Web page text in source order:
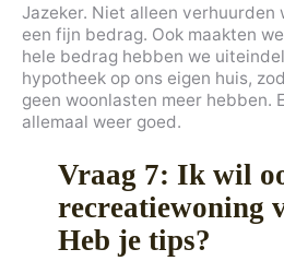
Jazeker. Niet alleen verhuurden
een fijn bedrag. Ook maakten
hele bedrag hebben we
hypotheek op ons eigen huis,
geen woonlasten meer hebben.
allemaal weer goed.
Vraag 7: Ik wil
recreatiewoning
Heb je tips?